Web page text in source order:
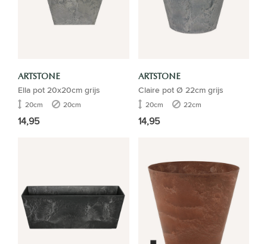
ARTSTONE
Ella pot 20x20cm grijs
20cm 20cm
14,95
ARTSTONE
Claire pot Ø 22cm grijs
20cm 22cm
14,95